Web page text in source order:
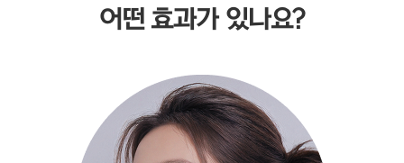
어떤 효과가 있나요?